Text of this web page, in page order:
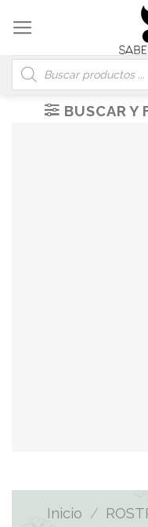
content
Búsqueda
de
productos
BUSCAR Y
Inicio /